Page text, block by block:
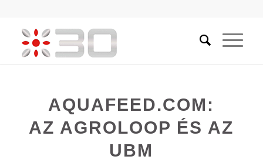
AQUAFEED.COM:
AZ AGROLOOP ÉS AZ
UBM